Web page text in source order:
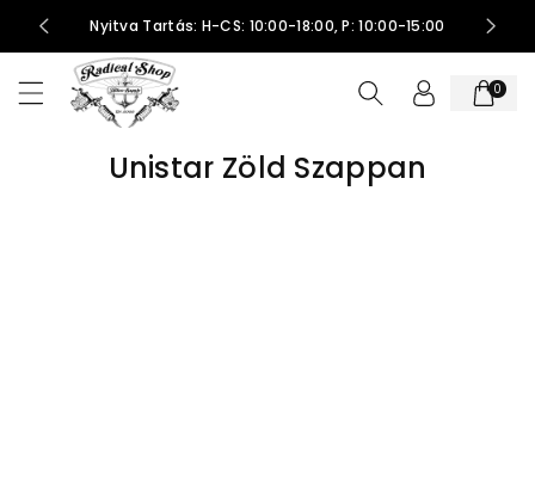
al
m
Nyitva Tartás: H-CS: 10:00-18:00, P: 10:00-15:00
0
Unistar Zöld Szappan